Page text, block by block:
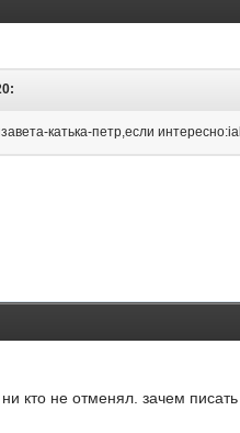
катька-петр,если
кто не отменял. зачем